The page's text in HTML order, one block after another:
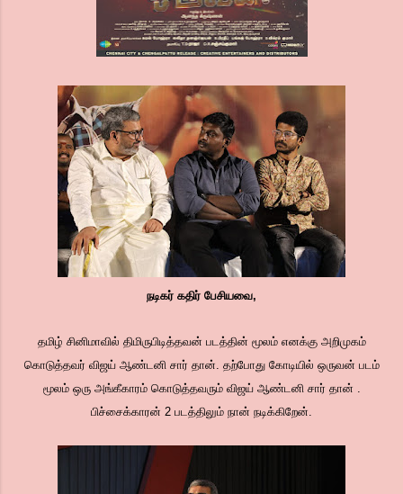
நடிகர் கதிர் பேசியவை,
தமிழ் சினிமாவில் திமிருபிடித்தவன் படத்தின் மூலம் எனக்கு அறிமுகம்
கொடுத்தவர் விஜய் ஆண்டனி சார் தான். தற்போது கோடியில் ஒருவன் படம்
மூலம் ஒரு அங்கீகாரம் கொடுத்தவரும் விஜய் ஆண்டனி சார் தான் .
பிச்சைக்காரன் 2 படத்திலும் நான் நடிக்கிறேன்.